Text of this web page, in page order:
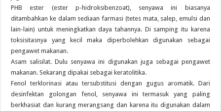
PHB ester (ester p-hidroksibenzoat), senyawa ini biasanya
ditambahkan ke dalam sediaan farmasi (tetes mata, salep, emulsi dan
lain-lain) untuk meningkatkan daya tahannya. Di samping itu karena
toksisitasnya yang kecil maka diperbolehkan digunakan sebagai
pengawet makanan.
Asam salisilat. Dulu senyawa ini digunakan juga sebagai pengawet
makanan. Sekarang dipakai sebagai keratolitika.
Fenol terklorinasi atau tersubstitusi dengan gugus aromatik. Dari
desinfektan golongan fenol, senyawa ini termasuk yang paling
berkhasiat dan kurang merangsang dan karena itu digunakan dalam